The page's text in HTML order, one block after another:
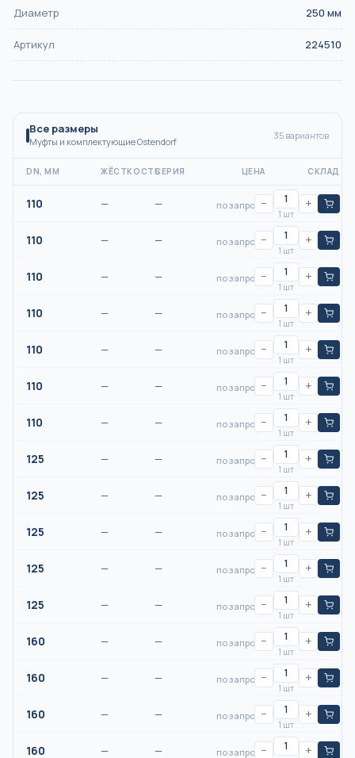
Диаметр 250 мм
Артикул 224510
Все размеры
Муфты и комплектующие Ostendorf
35 вариантов
DN, ММ ЖЁСТКОСТЬСЕРИЯ ЦЕНА СКЛАД
110 — — по запросу−
1 шт
+
110 — — по запросу−
1 шт
+
110 — — по запросу−
1 шт
+
110 — — по запросу−
1 шт
+
110 — — по запросу−
1 шт
+
110 — — по запросу−
1 шт
+
110 — — по запросу−
1 шт
+
125 — — по запросу−
1 шт
+
125 — — по запросу−
1 шт
+
125 — — по запросу−
1 шт
+
125 — — по запросу−
1 шт
+
125 — — по запросу−
1 шт
+
160 — — по запросу−
1 шт
+
160 — — по запросу−
1 шт
+
160 — — по запросу−
1 шт
+
160 — — по запросу− +